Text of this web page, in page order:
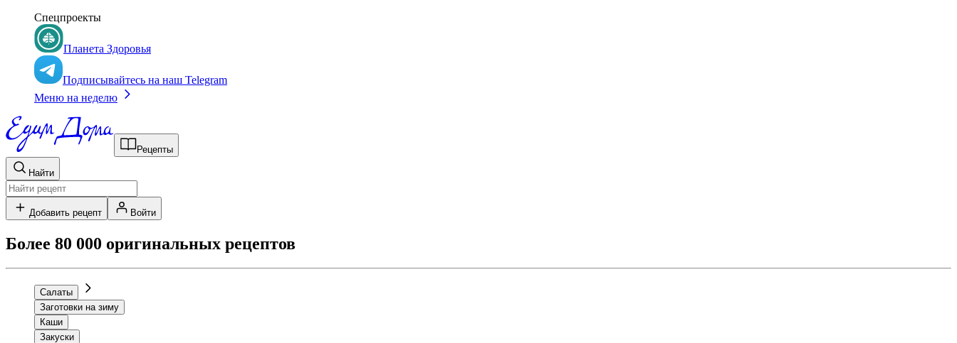
Спецпроекты
Планета Здоровья
Подписывайтесь на наш Telegram
Меню на неделю
Рецепты
Найти
Добавить рецепт Войти
Более 80 000 оригинальных рецептов
Салаты
Заготовки на зиму
Каши
Закуски